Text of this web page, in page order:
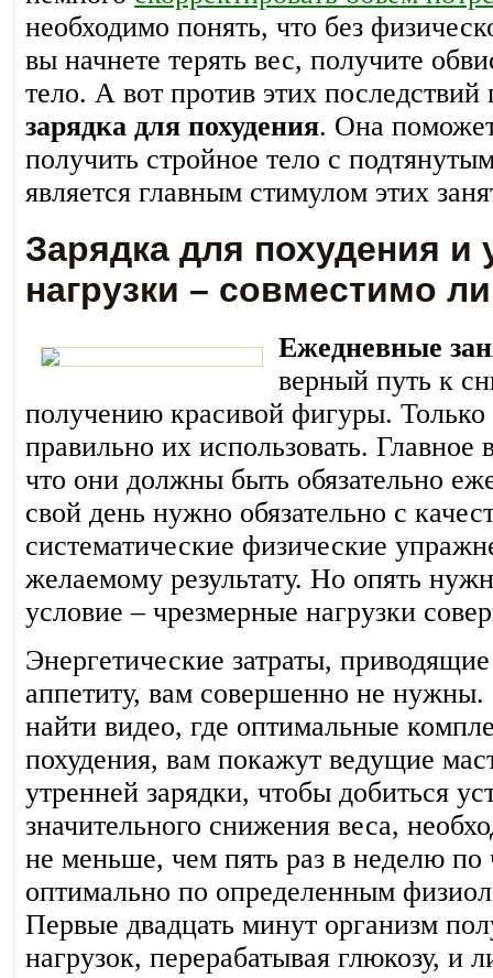
необходимо понять, что без
вы начнете терять вес, получите
тело. А вот против этих
зарядка для похудения. Она
получить стройное тело с
является главным стимулом этих
Зарядка для похудения и
нагрузки – совместимо
Ежедневные
верный путь к
получению красивой фигуры. Только
правильно их использовать. Главное
что они должны быть обязательно
свой день нужно обязательно с
систематические физические
желаемому результату. Но опять
условие – чрезмерные нагрузки
Энергетические затраты,
аппетиту, вам совершенно не
найти видео, где оптимальные
похудения, вам покажут ведущие
утренней зарядки, чтобы добиться
значительного снижения веса,
не меньше, чем пять раз в неделю по
оптимально по определенным
Первые двадцать минут организм
нагрузок, перерабатывая глюкозу, и